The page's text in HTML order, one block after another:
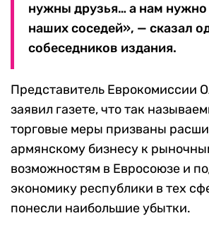
нужны друзья… а нам
наших соседей», — сказал
собеседников издания.
Представитель Еврокомиссии
заявил газете, что так
торговые меры призваны
армянскому бизнесу к
возможностям в Евросоюзе и
экономику республики в тех
понесли наибольшие убытки.